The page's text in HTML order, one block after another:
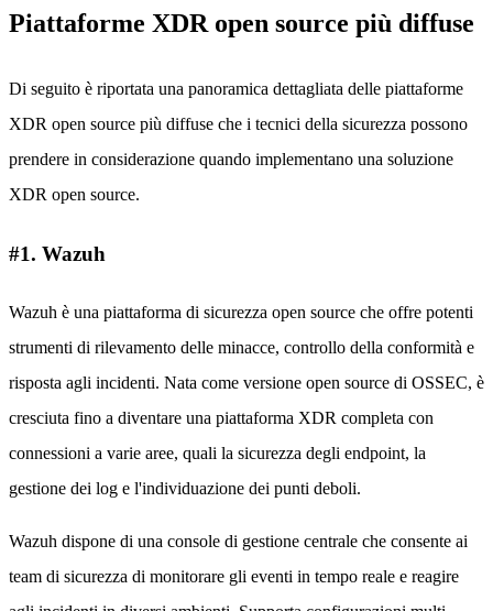
Piattaforme XDR open source più diffuse
Di seguito è riportata una panoramica dettagliata delle piattaforme
XDR open source più diffuse che i tecnici della sicurezza possono
prendere in considerazione quando implementano una soluzione
XDR open source.
#1. Wazuh
Wazuh è una piattaforma di sicurezza open source che offre potenti
strumenti di rilevamento delle minacce, controllo della conformità e
risposta agli incidenti. Nata come versione open source di OSSEC, è
cresciuta fino a diventare una piattaforma XDR completa con
connessioni a varie aree, quali la sicurezza degli endpoint, la
gestione dei log e l'individuazione dei punti deboli.
Wazuh dispone di una console di gestione centrale che consente ai
team di sicurezza di monitorare gli eventi in tempo reale e reagire